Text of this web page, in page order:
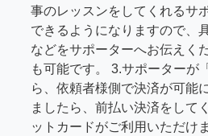
事のレッスンをしてくれるサ
できるようになりますので、
などをサポーターへお伝えく
も可能です。 3.サポーターが
ら、依頼者様側で決済が可能
ましたら、前払い決済をして
ットカードがご利用いただけ